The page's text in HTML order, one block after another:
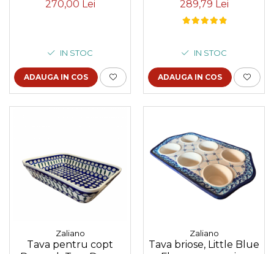
pictate manual
270,00 Lei
IN STOC
ADAUGA IN COS
ceramica smaltuita,
pictata manual, 20,3 x
289,79 Lei
IN STOC
ADAUGA IN COS
Zaliano
Tava pentru copt
Zaliano
Tava briose, Little Blue